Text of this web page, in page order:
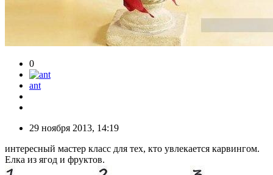
0
ant
29 ноября 2013, 14:19
интересный мастер класс для тех, кто увлекается карвингом.
Елка из ягод и фруктов.